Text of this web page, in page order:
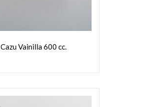
Cazu Vainilla 600 cc.